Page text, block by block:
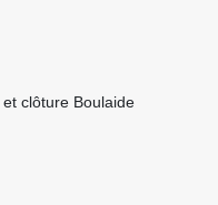
clôture Boulaide